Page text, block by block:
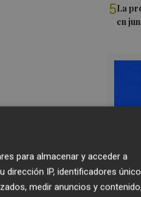
5La
en
para almacenar y acceder a
IP, identificadores
medir anuncios y contenido,